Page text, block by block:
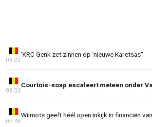
'KRC Genk zet zinnen op ‘nieuwe Karetsas''
08:22
Courtois-soap escaleert meteen onder
08:00
Wilmots geeft héél open inkijk in financiën
07:46